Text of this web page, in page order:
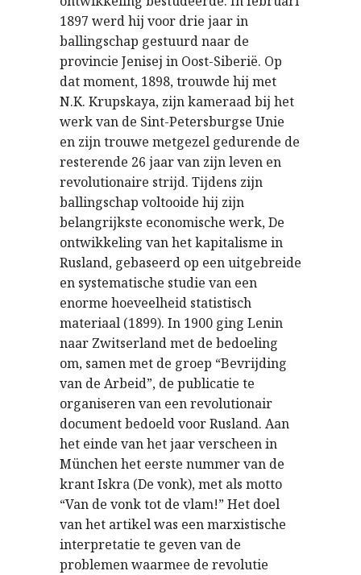
1897 werd hij voor drie jaar in
ballingschap gestuurd naar de
provincie Jenisej in Oost-Siberië. Op
dat moment, 1898, trouwde hij met
N.K. Krupskaya, zijn kameraad bij het
werk van de Sint-Petersburgse Unie
en zijn trouwe metgezel gedurende de
resterende 26 jaar van zijn leven en
revolutionaire strijd. Tijdens zijn
ballingschap voltooide hij zijn
belangrijkste economische werk, De
ontwikkeling van het kapitalisme in
Rusland, gebaseerd op een uitgebreide
en systematische studie van een
enorme hoeveelheid statistisch
materiaal (1899). In 1900 ging Lenin
naar Zwitserland met de bedoeling
om, samen met de groep “Bevrijding
van de Arbeid”, de publicatie te
organiseren van een revolutionair
document bedoeld voor Rusland. Aan
het einde van het jaar verscheen in
München het eerste nummer van de
krant Iskra (De vonk), met als motto
“Van de vonk tot de vlam!” Het doel
van het artikel was een marxistische
interpretatie te geven van de
problemen waarmee de revolutie